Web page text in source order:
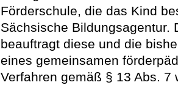
Förderschule, die das Kind
Sächsische Bildungsagentur.
beauftragt diese und die
eines gemeinsamen
Verfahren gemäß § 13 Abs. 7